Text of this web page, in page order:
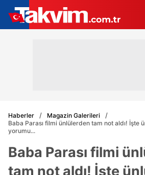
Haberler
Magazin Galerileri
Baba Parası filmi ünlülerden tam not aldı! İşte
yorumu...
Baba Parası filmi
tam not aldı! İşte